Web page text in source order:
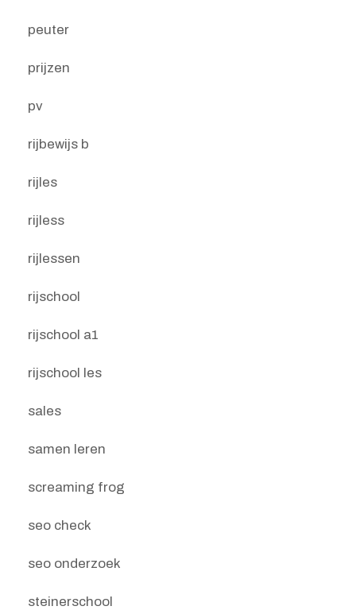
peuter
prijzen
pv
rijbewijs b
rijles
rijless
rijlessen
rijschool
rijschool a1
rijschool les
sales
samen leren
screaming frog
seo check
seo onderzoek
steinerschool